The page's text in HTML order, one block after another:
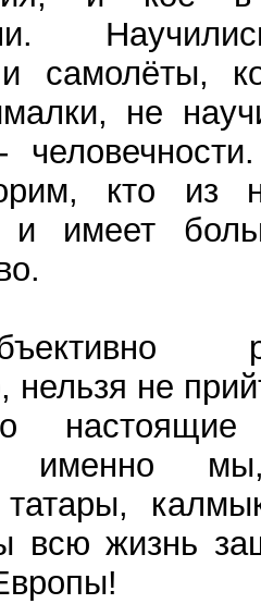
самолёты,
не
кто из
и имеет
нельзя не
настоящие
именно
татары,
всю жизнь